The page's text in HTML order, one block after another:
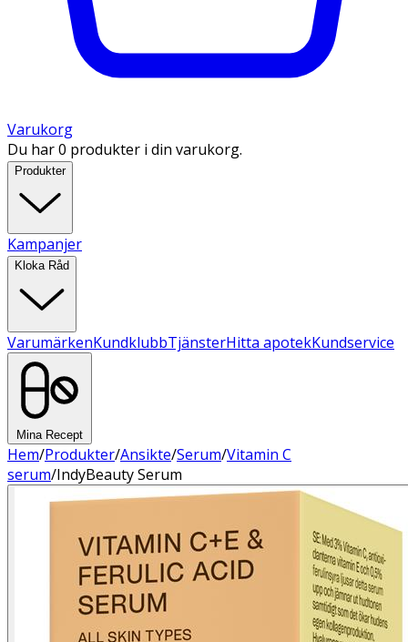
Varukorg
Du har 0 produkter i din varukorg.
Produkter
Kampanjer
Kloka Råd
VarumärkenKundklubbTjänsterHitta apotekKundservice
Mina Recept
Hem/Produkter/Ansikte/Serum/Vitamin C
serum/IndyBeauty Serum